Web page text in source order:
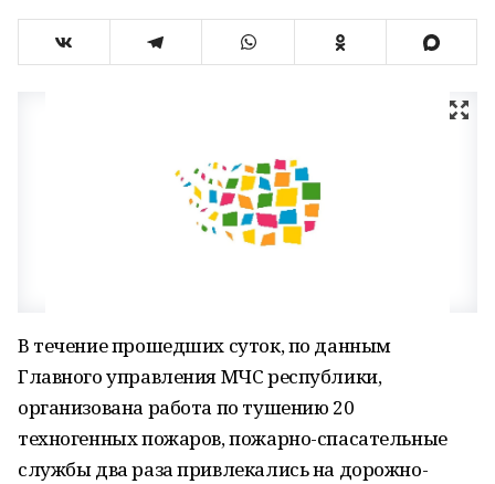
В течение прошедших суток, по данным
Главного управления МЧС республики,
организована работа по тушению 20
техногенных пожаров, пожарно-спасательные
службы два раза привлекались на дорожно-